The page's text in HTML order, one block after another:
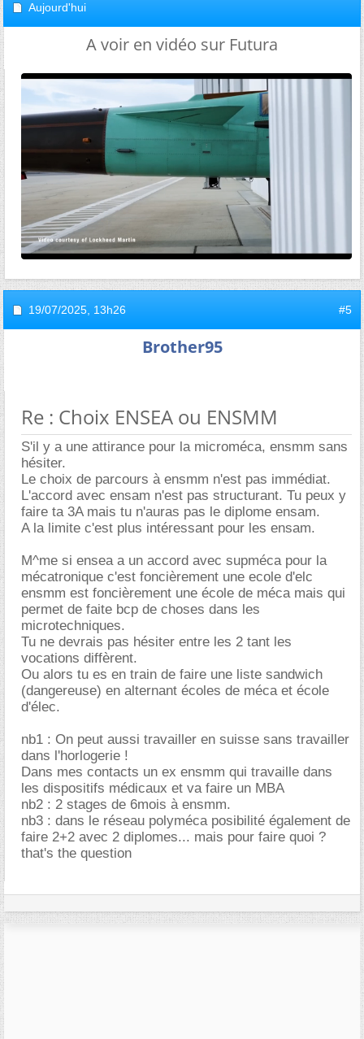
Aujourd'hui
A voir en vidéo sur Futura
19/07/2025, 13h26 #5
Brother95
Re : Choix ENSEA ou ENSMM
S'il y a une attirance pour la microméca, ensmm sans
hésiter.
Le choix de parcours à ensmm n'est pas immédiat.
L'accord avec ensam n'est pas structurant. Tu peux y
faire ta 3A mais tu n'auras pas le diplome ensam.
A la limite c'est plus intéressant pour les ensam.
M^me si ensea a un accord avec supméca pour la
mécatronique c'est foncièrement une ecole d'elc
ensmm est foncièrement une école de méca mais qui
permet de faite bcp de choses dans les
microtechniques.
Tu ne devrais pas hésiter entre les 2 tant les
vocations diffèrent.
Ou alors tu es en train de faire une liste sandwich
(dangereuse) en alternant écoles de méca et école
d'élec.
nb1 : On peut aussi travailler en suisse sans travailler
dans l'horlogerie !
Dans mes contacts un ex ensmm qui travaille dans
les dispositifs médicaux et va faire un MBA
nb2 : 2 stages de 6mois à ensmm.
nb3 : dans le réseau polyméca posibilité également de
faire 2+2 avec 2 diplomes... mais pour faire quoi ?
that's the question